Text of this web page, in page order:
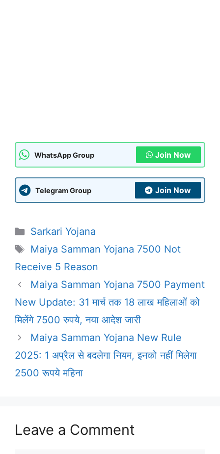
WhatsApp Group Join Now
Telegram Group Join Now
Categories
Sarkari Yojana
Tags
Maiya Samman Yojana 7500 Not
Receive 5 Reason
Maiya Samman Yojana 7500 Payment
New Update: 31 मार्च तक 18 लाख महिलाओं को
मिलेंगे 7500 रुपये, नया आदेश जारी
Maiya Samman Yojana New Rule
2025: 1 अप्रैल से बदलेगा नियम, इनको नहीं मिलेगा
2500 रूपये महिना
Leave a Comment